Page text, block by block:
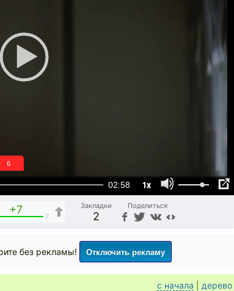
02:58 1x
5
+7
7
Закладки
2
Поделиться
без рекламы! Отключить рекламу
с начала дерево